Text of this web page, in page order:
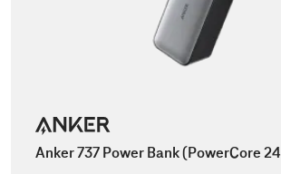
Anker 737 Power Bank (PowerCore